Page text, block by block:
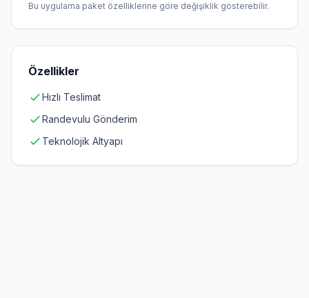
Bu uygulama paket özelliklerine göre değişiklik gösterebilir.
Özellikler
Hızlı Teslimat
Randevulu Gönderim
Teknolojik Altyapı